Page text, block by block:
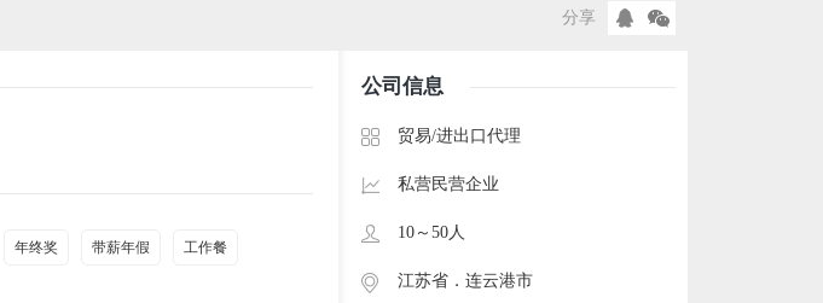
分享
年终奖 带薪年假 工作餐
公司信息
贸易/进出口代理
私营民营企业
10～50人
江苏省． 连云港市